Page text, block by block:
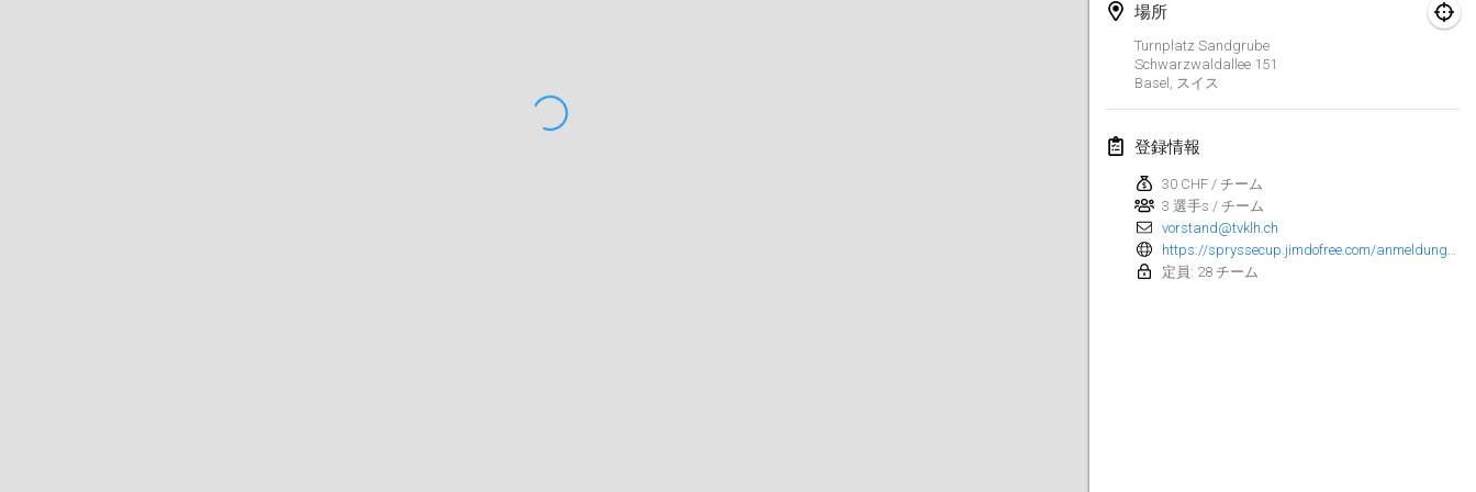
場所
Turnplatz Sandgrube
Schwarzwaldallee 151
Basel スイス
登録情報
30 CHF / チーム
3 選手s / チーム
vorstand@tvklh.ch
定員: 28 チーム
2026年3月7日|アメリカ合衆国
West Coast Kubb Championships
2026年3月15日
2026年3月21日
2026年4月